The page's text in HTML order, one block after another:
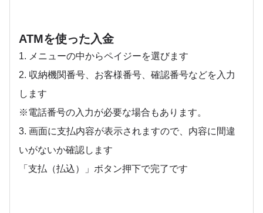
ATMを使った入金
1. メニューの中からペイジーを選びます
2. 収納機関番号、お客様番号、確認番号などを入力
します
※電話番号の入力が必要な場合もあります。
3. 画面に支払内容が表示されますので、内容に間違
いがないか確認します
「支払（払込）」ボタン押下で完了です